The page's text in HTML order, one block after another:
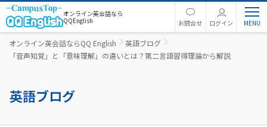
オンライン英会話なら
QQEnglish
お問合せ ログイン
オンライン英会話ならQQ English
英語ブログ
「音声知覚」と「意味理解」の違いとは？第二言語習得理論から解説
英語ブログ